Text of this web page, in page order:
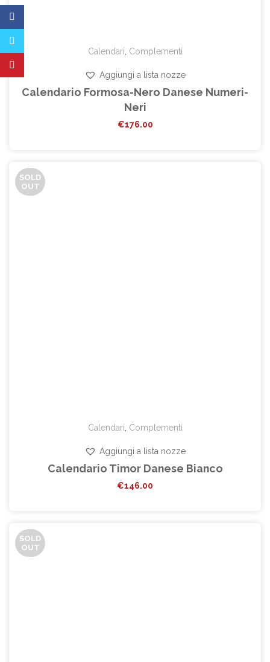
Calendari, Complementi
Aggiungi a lista nozze
Calendario Formosa-Nero Danese Numeri-
Neri
€176.00
SOLD
OUT
Calendari, Complementi
Aggiungi a lista nozze
Calendario Timor Danese Bianco
€146.00
SOLD
OUT